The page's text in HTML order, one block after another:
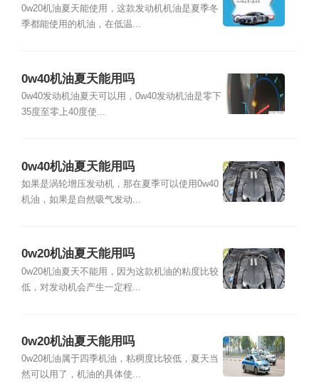
0w20机油夏天能使用，这款发动机机油是夏季冬
季都能使用的机油，在低温...
0w40机油夏天能用吗
0w40发动机油夏天可以用，0w40发动机油是零下
35度至零上40度使...
0w40机油夏天能用吗
如果是涡轮增压发动机，那在夏季可以使用0w40
机油，如果是自然吸气发动...
0w20机油夏天能用吗
0w20机油夏天不能用，因为这款机油的粘度比较
低，对发动机会产生一定程...
0w20机油夏天能用吗
0w20机油属于四季机油，粘稠度比较低，夏天当
然可以用了，机油的具体使...